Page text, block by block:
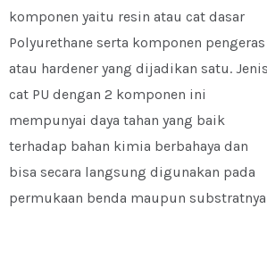
komponen yaitu resin atau cat dasar
Polyurethane serta komponen pengeras
atau hardener yang dijadikan satu. Jenis
cat PU dengan 2 komponen ini
mempunyai daya tahan yang baik
terhadap bahan kimia berbahaya dan
bisa secara langsung digunakan pada
permukaan benda maupun